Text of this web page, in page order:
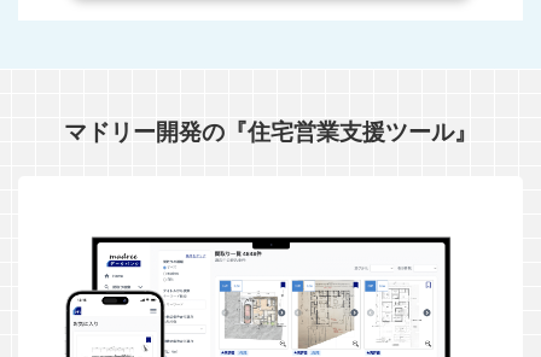
マドリー開発の『住宅営業支援ツール』